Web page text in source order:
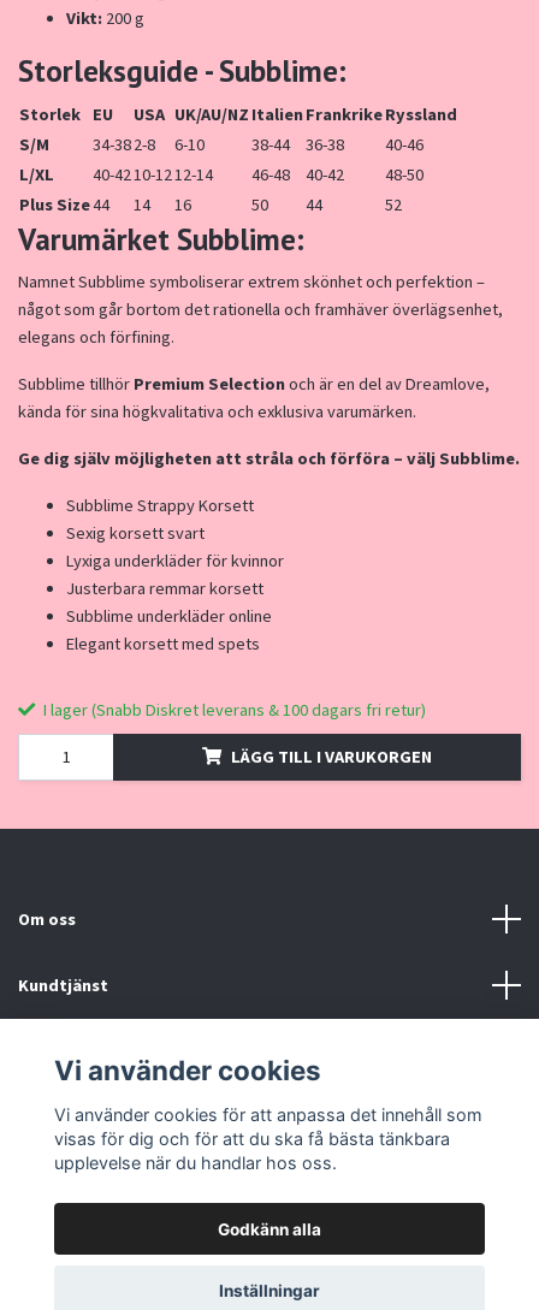
Vikt: 200 g
Storleksguide - Subblime:
Storlek EU USA UK/AU/NZ ItalienFrankrikeRyssland
S/M
34-382-8 6-10 38-44 36-38
40-46
L/XL
40-4210-1212-14 46-48 40-42
48-50
Plus Size44 14 16 50 44 52
Varumärket Subblime:
Namnet Subblime symboliserar extrem skönhet och perfektion –
något som går bortom det rationella och framhäver överlägsenhet,
elegans och förfining.
Subblime tillhör Premium Selectionoch är en del av Dreamlove,
kända för sina högkvalitativa och exklusiva varumärken.
Ge dig själv möjligheten att stråla och förföra – välj Subblime.
Subblime Strappy Korsett
Sexig korsett svart
Lyxiga underkläder för kvinnor
Justerbara remmar korsett
Subblime underkläder online
Elegant korsett med spets
I lager (Snabb Diskret leverans & 100 dagars fri retur)
LÄGG TILL I VARUKORGEN
Om oss
Kundtjänst
Sociala medier
© 2026 Pinklove.se
Vi använder cookies
Vi använder cookies för att anpassa det innehåll som
visas för dig och för att du ska få bästa tänkbara
upplevelse när du handlar hos oss.
Godkänn alla
Inställningar